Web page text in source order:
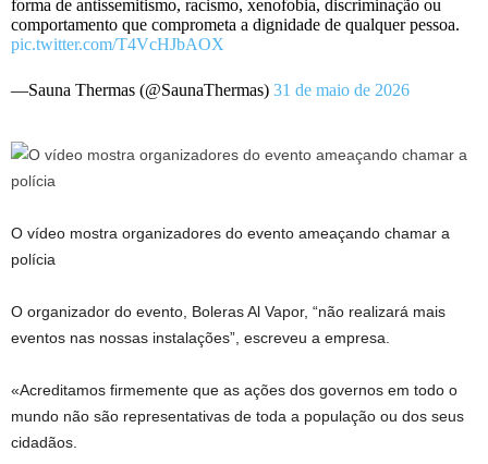
forma de antissemitismo, racismo, xenofobia, discriminação ou
comportamento que comprometa a dignidade de qualquer pessoa.
pic.twitter.com/T4VcHJbAOX
—Sauna Thermas (@SaunaThermas) 31 de maio de 2026
O vídeo mostra organizadores do evento ameaçando chamar a
polícia
O organizador do evento, Boleras Al Vapor, “não realizará mais
eventos nas nossas instalações”, escreveu a empresa.
«Acreditamos firmemente que as ações dos governos em todo o
mundo não são representativas de toda a população ou dos seus
cidadãos.